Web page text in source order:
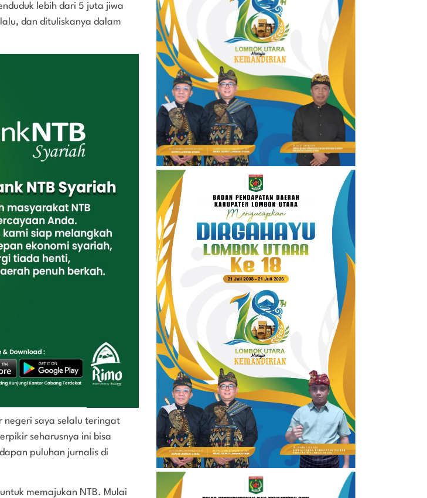
lebih dari 5 juta jiwa
dan dituliskanya dalam
negeri saya selalu teringat
seharusnya ini bisa
puluhan jurnalis di
memajukan NTB. Mulai